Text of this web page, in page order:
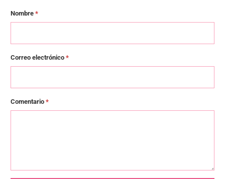
Nombre*
Correo electrónico*
Comentario*